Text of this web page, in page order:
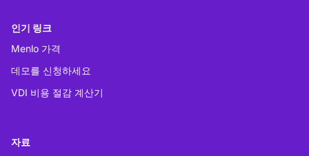
인기 링크
Menlo 가격
데모를 신청하세요
VDI 비용 절감 계산기
자료